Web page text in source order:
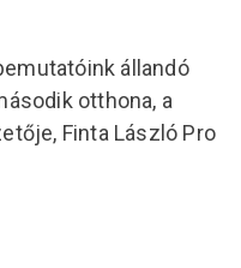
állandó
otthona, a
Finta László Pro